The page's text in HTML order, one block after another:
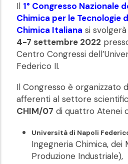
Il 1° Congresso Nazionale
Chimica per le Tecnologie
Chimica Italiana si
4-7 settembre 2022
Centro Congressi
Federico II.
Il Congresso è organizzato
afferenti al settore
CHIM/07 di quattro Atenei
Università di Napoli
Ingegneria Chimica, dei
Produzione Industriale),